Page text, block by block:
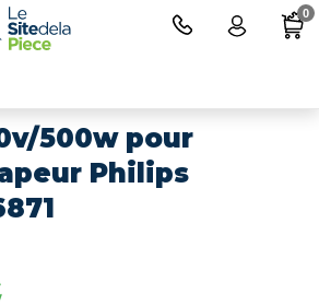
500w pour
Philips
0